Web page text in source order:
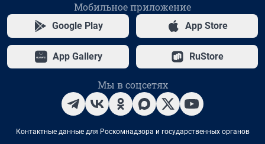
Мобильное приложение
Google Play App Store
App Gallery RuStore
Мы в соцсетях
Контактные данные для Роскомнадзора и государственных органов